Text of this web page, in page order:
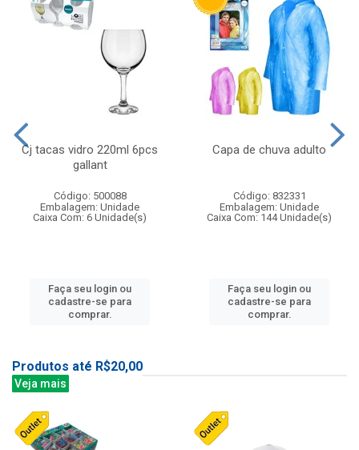
Cj tacas vidro 220ml 6pcs
gallant
Código: 500088
Embalagem: Unidade
Caixa Com: 6 Unidade(s)
Faça seu login ou
cadastre-se para
comprar.
Capa de chuva adulto
Código: 832331
Embalagem: Unidade
Caixa Com: 144 Unidade(s)
Faça seu login ou
cadastre-se para
comprar.
Produtos até R$20,00
Veja mais